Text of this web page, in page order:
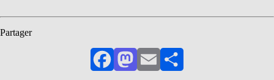
Partager
FacebookMastodon
EmailPartager